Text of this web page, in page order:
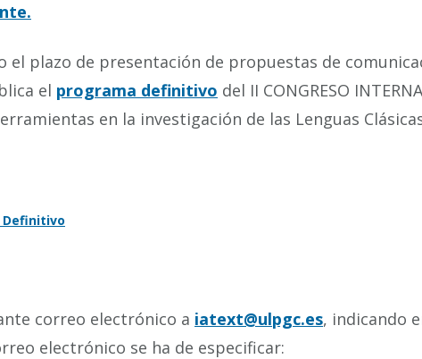
el plazo de presentación de propuestas de
el programa definitivo del II CONGRESO
en la investigación de las Lenguas
Definitivo
correo electrónico a iatext@ulpgc.es, indicando
electrónico se ha de especificar: